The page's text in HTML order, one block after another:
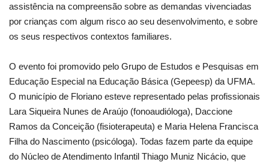
assistência na compreensão sobre as demandas vivenciadas
por crianças com algum risco ao seu desenvolvimento, e sobre
os seus respectivos contextos familiares.
O evento foi promovido pelo Grupo de Estudos e Pesquisas em
Educação Especial na Educação Básica (Gepeesp) da UFMA.
O município de Floriano esteve representado pelas profissionais
Lara Siqueira Nunes de Araújo (fonoaudióloga), Daccione
Ramos da Conceição (fisioterapeuta) e Maria Helena Francisca
Filha do Nascimento (psicóloga). Todas fazem parte da equipe
do Núcleo de Atendimento Infantil Thiago Muniz Nicácio, que